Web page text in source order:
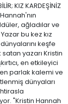
KIZ KARDEŞİNİZ
ağladılar ve
bu kez kız
keşfe
yazarı Kristin
en etkileyici
parlak kalemi ve
dünyaları
"Kristin Hannah